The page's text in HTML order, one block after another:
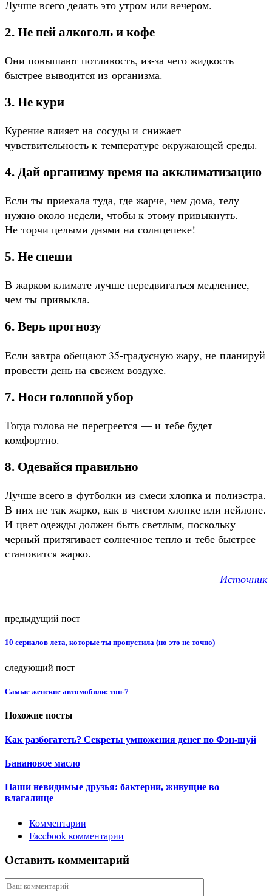
Лучше всего делать это утром или вечером.
2. Не пей алкоголь и кофе
Они повышают потливость, из-за чего жидкость
быстрее выводится из организма.
3. Не кури
Курение влияет на сосуды и снижает
чувствительность к температуре окружающей среды.
4. Дай организму время на акклиматизацию
Если ты приехала туда, где жарче, чем дома, телу
нужно около недели, чтобы к этому привыкнуть.
Не торчи целыми днями на солнцепеке!
5. Не спеши
В жарком климате лучше передвигаться медленнее,
чем ты привыкла.
6. Верь прогнозу
Если завтра обещают 35-градусную жару, не планируй
провести день на свежем воздухе.
7. Носи головной убор
Тогда голова не перегреется — и тебе будет
комфортно.
8. Одевайся правильно
Лучше всего в футболки из смеси хлопка и полиэстра.
В них не так жарко, как в чистом хлопке или нейлоне.
И цвет одежды должен быть светлым, поскольку
черный притягивает солнечное тепло и тебе быстрее
становится жарко.
Источник
предыдущий пост
10 сериалов лета, которые ты пропустила (но это не точно)
следующий пост
Самые женские автомобили: топ-7
Похожие посты
Как разбогатеть? Секреты умножения денег по Фэн-шуй
Банановое масло
Наши невидимые друзья: бактерии, живущие во
влагалище
Комментарии
Facebook комментарии
Оставить комментарий